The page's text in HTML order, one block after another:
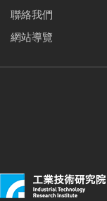
聯絡我們
網站導覽